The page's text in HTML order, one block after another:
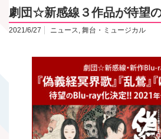
劇団☆新感線３作品が待望
2021/6/27 ニュース, 舞台・ミュージカル